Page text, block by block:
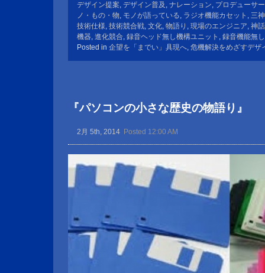
デザイン提案, デザイン普及 , ナレーション, プロデューサ
ノ・もの・物, モノが語っている, ラジオ機能カセット , 三
技術仕様, 技術競合戦, 文化, 物語り , 現場のエンジニア, 神
機器, 進化競合, 録音ヘッド無し機構ユニット , 録音機能無し
Posted in 企望を「までい」具現へ, 危機解決をめざすデザ
『パソコンの小さな歴史の物語り』
2月 5th, 2014 Posted 12:00 AM